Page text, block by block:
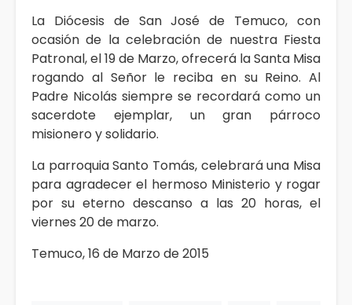
La Diócesis de San José de Temuco, con
ocasión de la celebración de nuestra Fiesta
Patronal, el 19 de Marzo, ofrecerá la Santa Misa
rogando al Señor le reciba en su Reino. Al
Padre Nicolás siempre se recordará como un
sacerdote ejemplar, un gran párroco
misionero y solidario.
La parroquia Santo Tomás, celebrará una Misa
para agradecer el hermoso Ministerio y rogar
por su eterno descanso a las 20 horas, el
viernes 20 de marzo.
Temuco, 16 de Marzo de 2015